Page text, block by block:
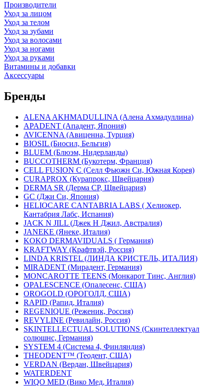
Производители
Уход за лицом
Уход за телом
Уход за зубами
Уход за волосами
Уход за ногами
Уход за руками
Витамины и добавки
Аксессуары
Бренды
ALENA AKHMADULLINA (Алена Ахмадуллина)
APADENT (Ападент, Япония)
AVICENNA (Авиценна, Турция)
BIOSIL (Биосил, Бельгия)
BLUEM (Блюэм, Нидерланды)
BUCCOTHERM (Букотерм, Франция)
CELL FUSION C (Селл Фьюжн Си, Южная Корея)
CURAPROX (Курапрокс, Швейцария)
DERMA SR (Дерма СР, Щвейцария)
GC (Джи Си, Япония)
HELIOCARE CANTABRIA LABS ( Хелиокер,
Кантабрия Лабс, Испания)
JACK N JILL (Джек Н Джил, Австралия)
JANEKE (Янеке, Италия)
KOKO DERMAVIDUALS ( Германия)
KRAFTWAY (Крафтвэй, Россия)
LINDA KRISTEL (ЛИНДА КРИСТЕЛЬ, ИТАЛИЯ)
MIRADENT (Мирадент, Германия)
MONCAROTTE TEENS (Монкарот Тинс, Англия)
OPALESCENCE (Опалесенс, США)
OROGOLD (ОРОГОЛД, США)
RAPID (Рапид, Италия)
REGENIQUE (Реженик, Россия)
REVYLINE (Ревилайн, Россия)
SKINTELLECTUAL SOLUTIONS (Скинтеллектуал
солюшнс, Германия)
SYSTEM 4 (Система 4, Финляндия)
THEODENT™ (Теодент, США)
VERDAN (Вердан, Швейцария)
WATERDENT
WIQO MED (Вико Мед, Италия)